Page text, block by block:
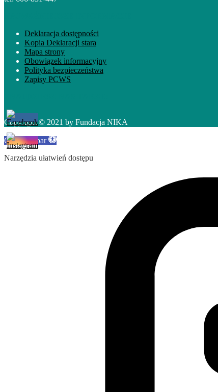
Deklaracja dostępności
Kopia Deklaracji stara
Mapa strony
Obowiązek informacyjny
Polityka bezpieczeństwa
Zapisy PCWS
Copyright © 2021 by Fundacja NIKA
Open toolbar
Narzędzia ułatwień dostępu